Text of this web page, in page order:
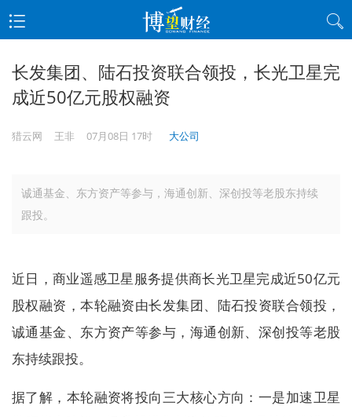
长发集团、陆石投资联合领投，长光卫星完
成近50亿元股权融资
猎云网 王非 07月08日 17时 大公司
诚通基金、东方资产等参与，海通创新、深创投等老股东持续
跟投。
近日，商业遥感卫星服务提供商长光卫星完成近50亿元
股权融资，本轮融资由长发集团、陆石投资联合领投，
诚通基金、东方资产等参与，海通创新、深创投等老股
东持续跟投。
据了解，本轮融资将投向三大核心方向：一是加速卫星